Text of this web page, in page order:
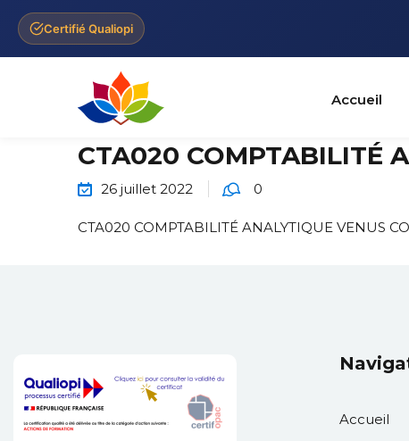
Certifié Qualiopi
Accueil
CTA020 COMPTABILITÉ
26 juillet 2022 0
CTA020 COMPTABILITÉ ANALYTIQUE VENUS
Accueil